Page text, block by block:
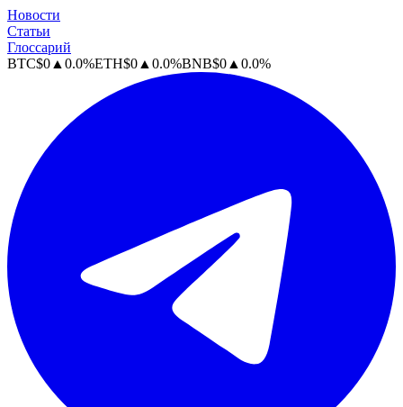
Новости
Статьи
Глоссарий
BTC$0 ▲ 0.0%ETH$0 ▲ 0.0%BNB$0 ▲ 0.0%